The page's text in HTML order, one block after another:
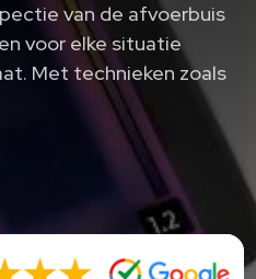
van de afvoerbuis
voor elke situatie
Met technieken zoals